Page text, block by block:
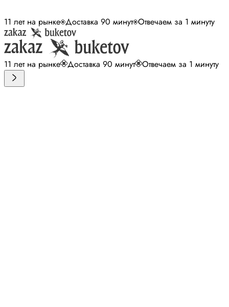
11 лет на рынке Доставка 90 минут Отвечаем за 1 минуту
11 лет на рынке Доставка 90 минут Отвечаем за 1 минуту